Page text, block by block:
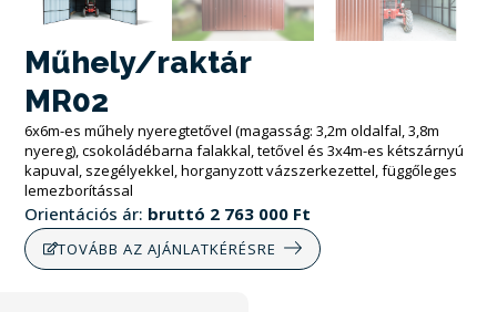
Műhely/raktár
MR02
6x6m-es műhely nyeregtetővel (magasság: 3,2m oldalfal, 3,8m
nyereg), csokoládébarna falakkal, tetővel és 3x4m-es kétszárnyú
kapuval, szegélyekkel, horganyzott vázszerkezettel, függőleges
lemezborítással
Orientációs ár: bruttó 2 763 000 Ft
TOVÁBB AZ AJÁNLATKÉRÉSRE